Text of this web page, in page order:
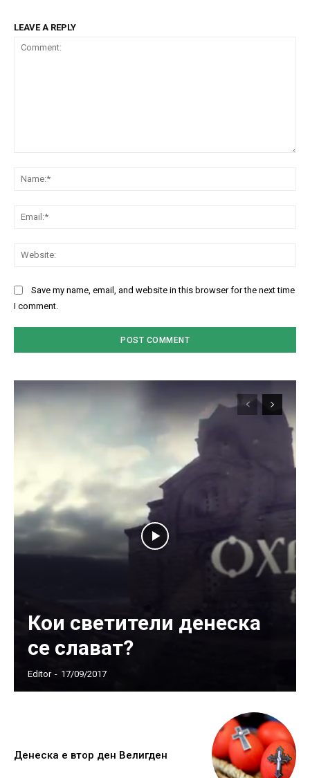
LEAVE A REPLY
Save my name, email, and website in this browser for the next time
I comment.
Кои светители денеска
се слават?
Editor - 17/09/2017
Денеска е втор ден Велигден